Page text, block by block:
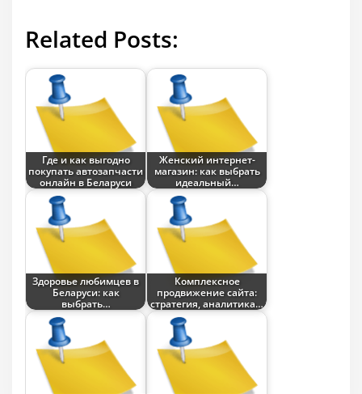
Related Posts:
Где и как выгодно
покупать автозапчасти
онлайн в Беларуси
Женский интернет-
магазин: как выбрать
идеальный…
Здоровье любимцев в
Беларуси: как
выбрать…
Комплексное
продвижение сайта:
стратегия, аналитика…